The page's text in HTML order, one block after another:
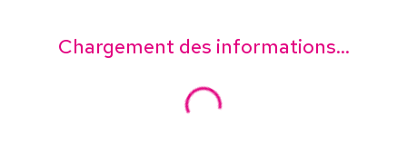
Chargement des informations...